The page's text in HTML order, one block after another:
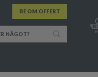
BE OM OFFERT